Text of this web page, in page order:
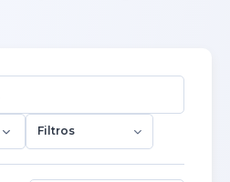
y Liderazgo en Organizaciones
Filtros